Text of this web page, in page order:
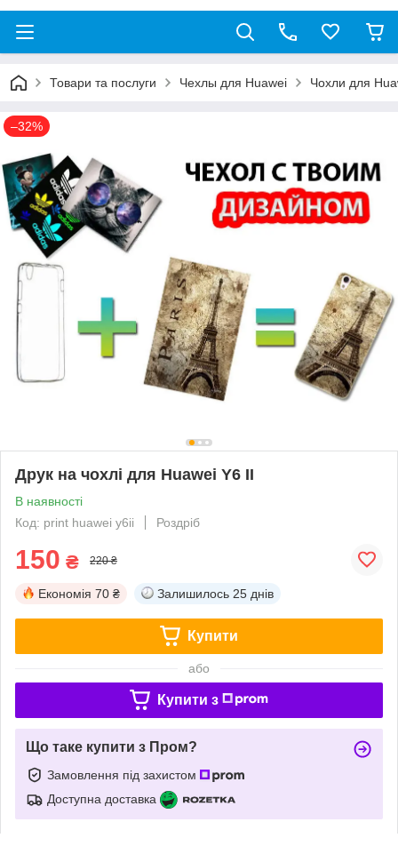
Товари та послуги Чехлы для Huawei Чохли для
–32%
Друк на чохлі для Huawei Y6 II
В наявності
Код: print huawei y6ii
Роздріб
150 ₴ 220 ₴
Економія 70 ₴ Залишилось 25 днів
Купити
або
Купити з
Що таке купити з Пром?
Замовлення під захистом
Доступна доставка